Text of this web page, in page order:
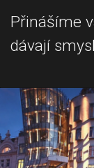
Přinášíme
dávají smysl